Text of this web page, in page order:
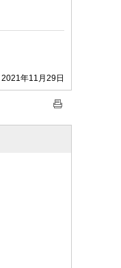
2021年11月29日